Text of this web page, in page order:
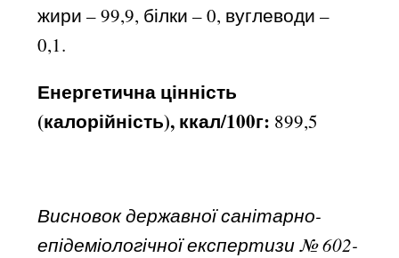
жири – 99,9, білки – 0, вуглеводи –
0,1.
Енергетична цінність
(калорійність), ккал/100г: 899,5
Висновок державної санітарно-
епідеміологічної експертизи № 602-